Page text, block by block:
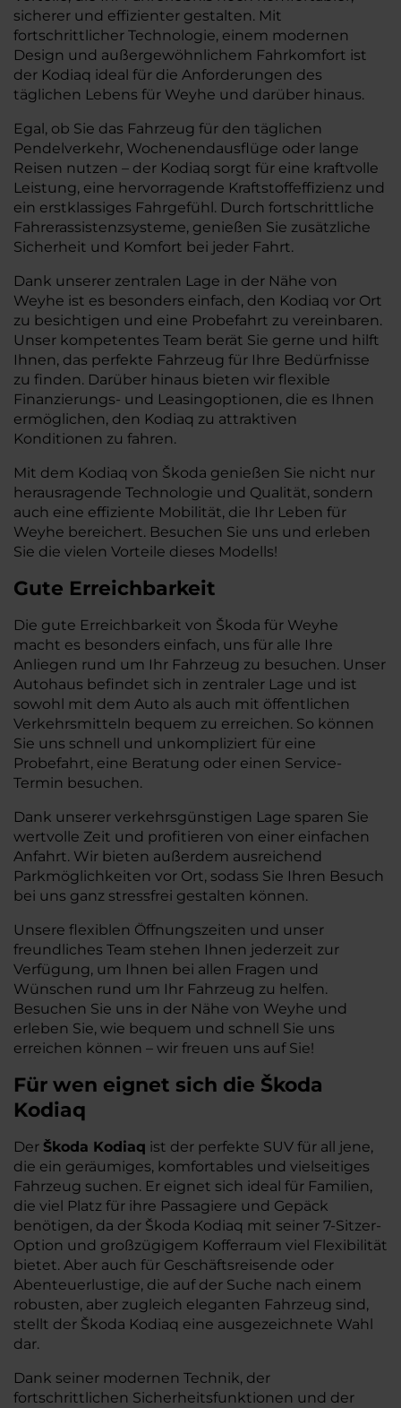
sicherer und effizienter gestalten. Mit
fortschrittlicher Technologie, einem modernen
Design und außergewöhnlichem Fahrkomfort ist
der Kodiaq ideal für die Anforderungen des
täglichen Lebens für Weyhe und darüber hinaus.
Egal, ob Sie das Fahrzeug für den täglichen
Pendelverkehr, Wochenendausflüge oder lange
Reisen nutzen – der Kodiaq sorgt für eine kraftvolle
Leistung, eine hervorragende Kraftstoffeffizienz und
ein erstklassiges Fahrgefühl. Durch fortschrittliche
Fahrerassistenzsysteme, genießen Sie zusätzliche
Sicherheit und Komfort bei jeder Fahrt.
Dank unserer zentralen Lage in der Nähe von
Weyhe ist es besonders einfach, den Kodiaq vor Ort
zu besichtigen und eine Probefahrt zu vereinbaren.
Unser kompetentes Team berät Sie gerne und hilft
Ihnen, das perfekte Fahrzeug für Ihre Bedürfnisse
zu finden. Darüber hinaus bieten wir flexible
Finanzierungs- und Leasingoptionen, die es Ihnen
ermöglichen, den Kodiaq zu attraktiven
Konditionen zu fahren.
Mit dem Kodiaq von Škoda genießen Sie nicht nur
herausragende Technologie und Qualität, sondern
auch eine effiziente Mobilität, die Ihr Leben für
Weyhe bereichert. Besuchen Sie uns und erleben
Sie die vielen Vorteile dieses Modells!
Gute Erreichbarkeit
Die gute Erreichbarkeit von Škoda für Weyhe
macht es besonders einfach, uns für alle Ihre
Anliegen rund um Ihr Fahrzeug zu besuchen. Unser
Autohaus befindet sich in zentraler Lage und ist
sowohl mit dem Auto als auch mit öffentlichen
Verkehrsmitteln bequem zu erreichen. So können
Sie uns schnell und unkompliziert für eine
Probefahrt, eine Beratung oder einen Service-
Termin besuchen.
Dank unserer verkehrsgünstigen Lage sparen Sie
wertvolle Zeit und profitieren von einer einfachen
Anfahrt. Wir bieten außerdem ausreichend
Parkmöglichkeiten vor Ort, sodass Sie Ihren Besuch
bei uns ganz stressfrei gestalten können.
Unsere flexiblen Öffnungszeiten und unser
freundliches Team stehen Ihnen jederzeit zur
Verfügung, um Ihnen bei allen Fragen und
Wünschen rund um Ihr Fahrzeug zu helfen.
Besuchen Sie uns in der Nähe von Weyhe und
erleben Sie, wie bequem und schnell Sie uns
erreichen können – wir freuen uns auf Sie!
Für wen eignet sich die Škoda
Kodiaq
Der Škoda Kodiaq ist der perfekte SUV für all jene,
die ein geräumiges, komfortables und vielseitiges
Fahrzeug suchen. Er eignet sich ideal für Familien,
die viel Platz für ihre Passagiere und Gepäck
benötigen, da der Škoda Kodiaq mit seiner 7-Sitzer-
Option und großzügigem Kofferraum viel Flexibilität
bietet. Aber auch für Geschäftsreisende oder
Abenteuerlustige, die auf der Suche nach einem
robusten, aber zugleich eleganten Fahrzeug sind,
stellt der Škoda Kodiaq eine ausgezeichnete Wahl
dar.
Dank seiner modernen Technik, der
fortschrittlichen Sicherheitsfunktionen und der